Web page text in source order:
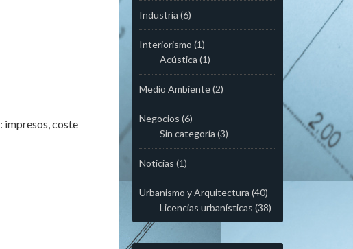
impresos, coste
Industria (6)
Interiorismo (1)
Acústica (1)
Medio Ambiente(2)
Negocios (6)
Sin categoría (3)
Noticias (1)
Urbanismo y Arquitectura (40)
Licencias urbanísticas (38)